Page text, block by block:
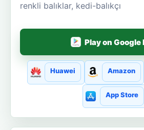
renkli balıklar, kedi-balıkçı
Play on Google
Huawei Amazon
App Store